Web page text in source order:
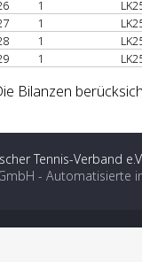
1
1
1
1
Bilanzen
Tennis-Verband
- Automatisierte